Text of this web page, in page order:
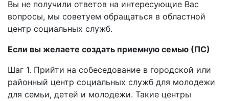
Вы не получили ответов на интересующие Вас
вопросы, мы советуем обращаться в областной
центр социальных служб.
Если вы желаете создать приемную семью (ПС)
Шаг 1. Прийти на собеседование в городской или
районный центр социальных служб для молодежи
для семьи, детей и молодежи. Такие центры